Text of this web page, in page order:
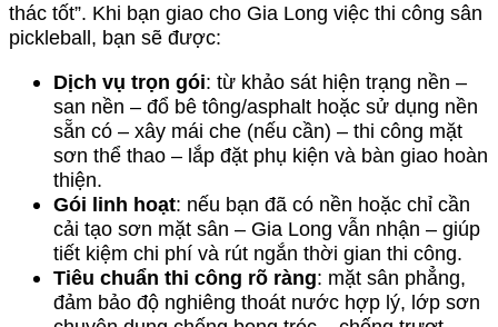
thác tốt”. Khi bạn giao cho Gia Long việc thi công sân
pickleball, bạn sẽ được:
Dịch vụ trọn gói: từ khảo sát hiện trạng nền –
san nền – đổ bê tông/asphalt hoặc sử dụng nền
sẵn có – xây mái che (nếu cần) – thi công mặt
sơn thể thao – lắp đặt phụ kiện và bàn giao hoàn
thiện.
Gói linh hoạt: nếu bạn đã có nền hoặc chỉ cần
cải tạo sơn mặt sân – Gia Long vẫn nhận – giúp
tiết kiệm chi phí và rút ngắn thời gian thi công.
Tiêu chuẩn thi công rõ ràng: mặt sân phẳng,
đảm bảo độ nghiêng thoát nước hợp lý, lớp sơn